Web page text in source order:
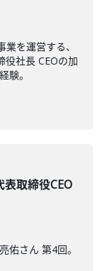
を運営する、
役社長 CEOの加
験。
取締役CEO
佑さん 第4回。